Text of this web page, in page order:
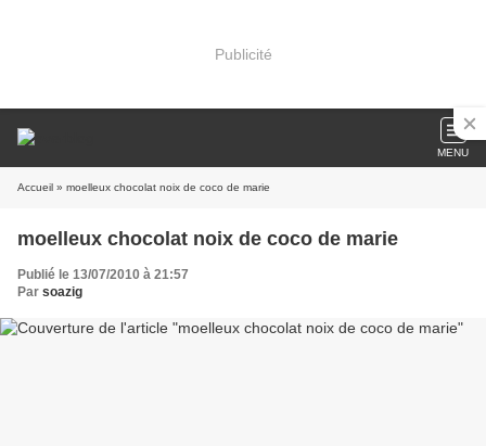
Publicité
MENU
Accueil » moelleux chocolat noix de coco de marie
moelleux chocolat noix de coco de marie
Publié le 13/07/2010 à 21:57
Par soazig